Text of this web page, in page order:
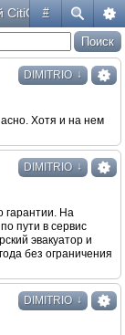
#
CitiGo?
DIMITRIO ↓
Хотя и на нем
DIMITRIO ↓
гарантии. На
пути в сервис
эвакуатор и
без ограничения
DIMITRIO ↓